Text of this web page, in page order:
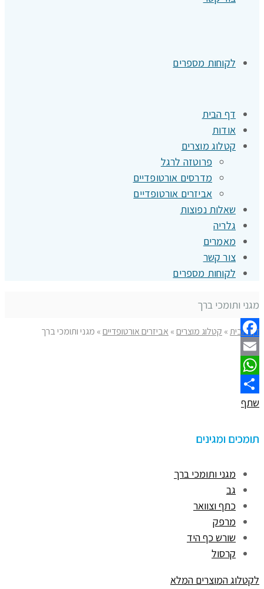
לקוחות מספרים
דף הבית
אודות
קטלוג מוצרים
פרוטזה לרגל
מדרסים אורטופדיים
אביזרים אורטופדיים
שאלות נפוצות
גלריה
מאמרים
צור קשר
לקוחות מספרים
מגני ותומכי ברך
דף הבית» קטלוג מוצרים» אביזרים אורטופדיים» מגני ותומכי ברך
Facebook
Email
WhatsApp
שתף
תומכים ומגינים
מגני ותומכי ברך
גב
כתף וצוואר
מרפק
שורש כף היד
קרסול
לקטלוג המוצרים המלא